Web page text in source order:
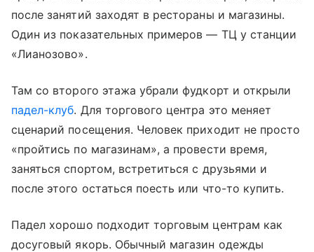
после занятий заходят в рестораны и магазины.
Один из показательных примеров — ТЦ у станции
«Лианозово».
Там со второго этажа убрали фудкорт и открыли
падел-клуб. Для торгового центра это меняет
сценарий посещения. Человек приходит не просто
«пройтись по магазинам», а провести время,
заняться спортом, встретиться с друзьями и
после этого остаться поесть или что-то купить.
Падел хорошо подходит торговым центрам как
досуговый якорь. Обычный магазин одежды